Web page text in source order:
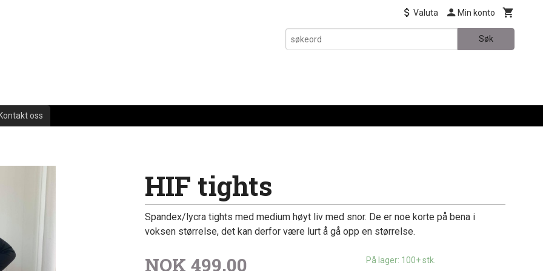
Valuta Min konto
Søk
Kontakt oss
HIF tights
Spandex/lycra tights med medium høyt liv med snor. De er noe korte på bena i
voksen størrelse, det kan derfor være lurt å gå opp en størrelse.
NOK 499,00 På lager: 100+ stk.